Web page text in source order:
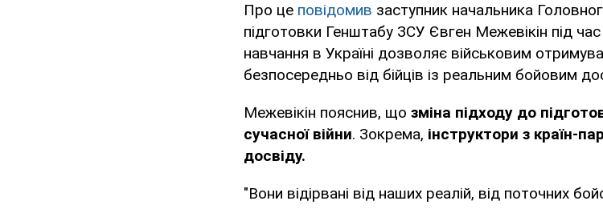
Про це повідомив заступник начальника
підготовки Генштабу ЗСУ Євген Межевікін під
навчання в Україні дозволяє військовим
безпосередньо від бійців із реальним бойовим
Межевікін пояснив, що зміна підходу до
сучасної війни. Зокрема, інструктори з країн-
досвіду.
"Вони відірвані від наших реалій, від поточних